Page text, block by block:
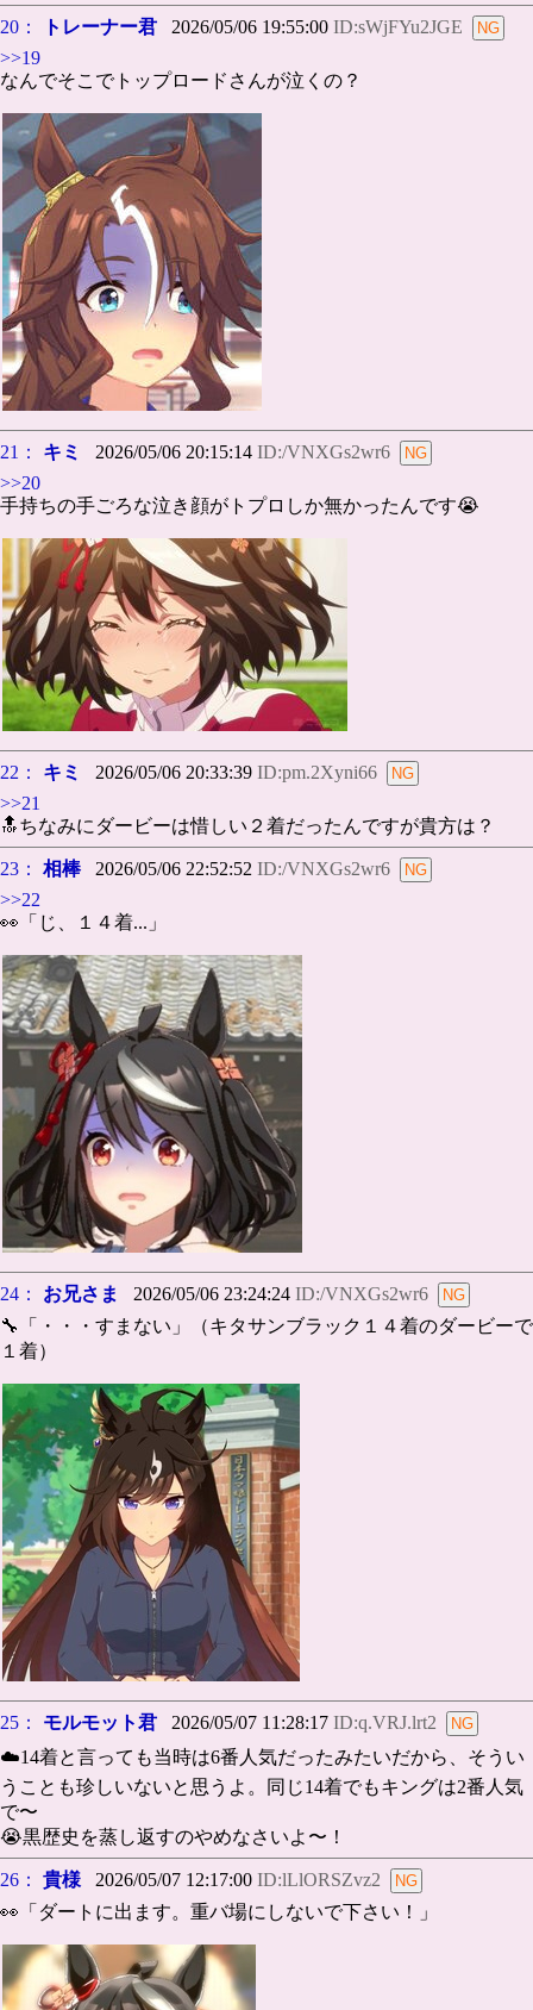
20： トレーナー君 2026/05/06 19:55:00 ID:sWjFYu2JGE
>>19
なんでそこでトップロードさんが泣くの？
21： キミ 2026/05/06 20:15:14 ID:/VNXGs2wr6
>>20
手持ちの手ごろな泣き顔がトプロしか無かったんです😭
22： キミ 2026/05/06 20:33:39 ID:pm.2Xyni66
>>21
🔝ちなみにダービーは惜しい２着だったんですが貴方は？
23： 相棒2026/05/06 22:52:52 ID:/VNXGs2wr6
>>22
👀「じ、１４着...」
24： お兄さま 2026/05/06 23:24:24 ID:/VNXGs2wr6
🔧「・・・すまない」（キタサンブラック１４着のダービーで
１着）
25： モルモット君 2026/05/07 11:28:17 ID:q.VRJ.lrt2
☁️14着と言っても当時は6番人気だったみたいだから、そうい
うことも珍しいないと思うよ。同じ14着でもキングは2番人気
で〜
😭黒歴史を蒸し返すのやめなさいよ〜！
26： 貴様 2026/05/07 12:17:00 ID:lLlORSZvz2
👀「ダートに出ます。重バ場にしないで下さい！」